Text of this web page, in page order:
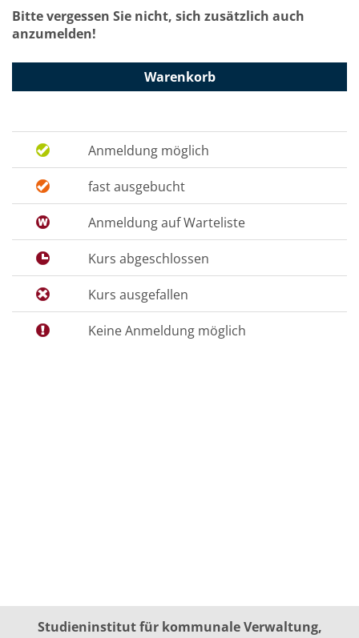
Bitte vergessen Sie nicht, sich zusätzlich auch
anzumelden!
Warenkorb
Anmeldung möglich
fast ausgebucht
Anmeldung auf Warteliste
Kurs abgeschlossen
Kurs ausgefallen
Keine Anmeldung möglich
Studieninstitut für kommunale Verwaltung,